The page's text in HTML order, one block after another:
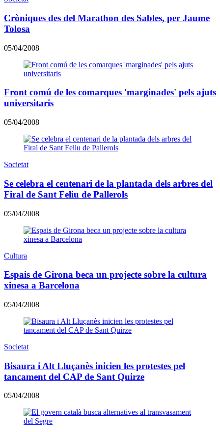
Cròniques des del Marathon des Sables, per Jaume
Tolosa
05/04/2008
Front comú de les comarques 'marginades' pels ajuts
universitaris
05/04/2008
Societat
Se celebra el centenari de la plantada dels arbres del
Firal de Sant Feliu de Pallerols
05/04/2008
Cultura
Espais de Girona beca un projecte sobre la cultura
xinesa a Barcelona
05/04/2008
Societat
Bisaura i Alt Lluçanès inicien les protestes pel
tancament del CAP de Sant Quirze
05/04/2008